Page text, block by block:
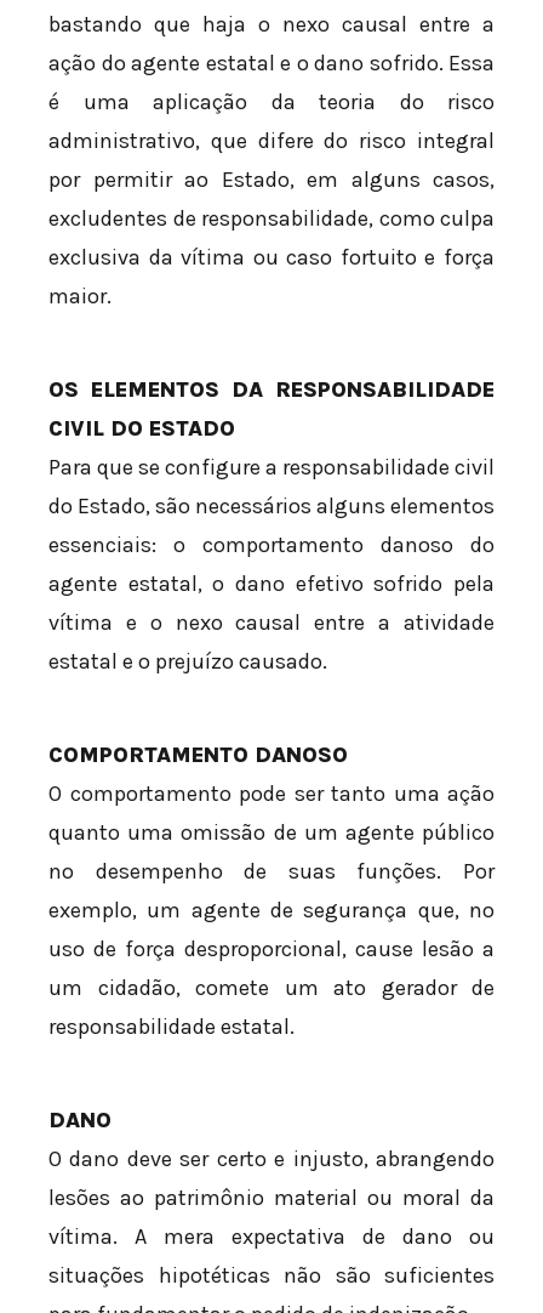
bastando que haja o nexo causal entre a
ação do agente estatal e o dano sofrido. Essa
é uma aplicação da teoria do risco
administrativo, que difere do risco integral
por permitir ao Estado, em alguns casos,
excludentes de responsabilidade, como culpa
exclusiva da vítima ou caso fortuito e força
maior.
OS ELEMENTOS DA RESPONSABILIDADE
CIVIL DO ESTADO
Para que se configure a responsabilidade civil
do Estado, são necessários alguns elementos
essenciais: o comportamento danoso do
agente estatal, o dano efetivo sofrido pela
vítima e o nexo causal entre a atividade
estatal e o prejuízo causado.
COMPORTAMENTO DANOSO
O comportamento pode ser tanto uma ação
quanto uma omissão de um agente público
no desempenho de suas funções. Por
exemplo, um agente de segurança que, no
uso de força desproporcional, cause lesão a
um cidadão, comete um ato gerador de
responsabilidade estatal.
DANO
O dano deve ser certo e injusto, abrangendo
lesões ao patrimônio material ou moral da
vítima. A mera expectativa de dano ou
situações hipotéticas não são suficientes